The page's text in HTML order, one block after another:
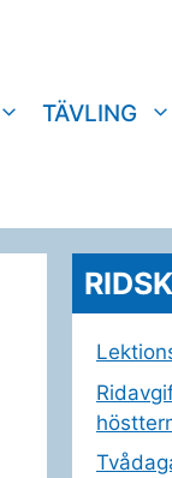
TÄVLING